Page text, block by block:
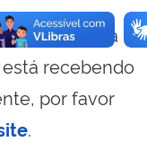
essa
recebendo
por favor
.